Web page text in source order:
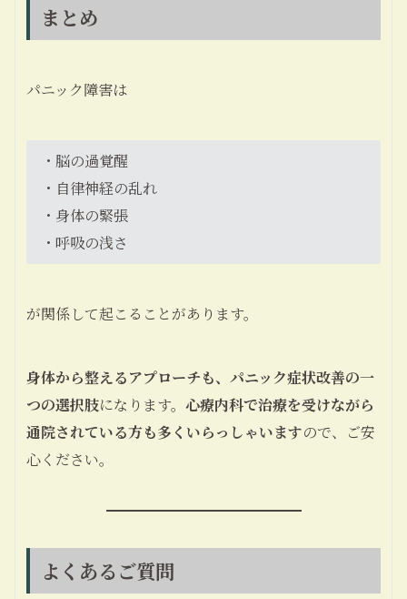
まとめ
パニック障害は
・脳の過覚醒
・自律神経の乱れ
・身体の緊張
・呼吸の浅さ
が関係して起こることがあります。
身体から整えるアプローチも、パニック症状改善の一
つの選択肢になります。 心療内科で治療を受けながら
通院されている方も多くいらっしゃいますので、ご安
心ください。
よくあるご質問